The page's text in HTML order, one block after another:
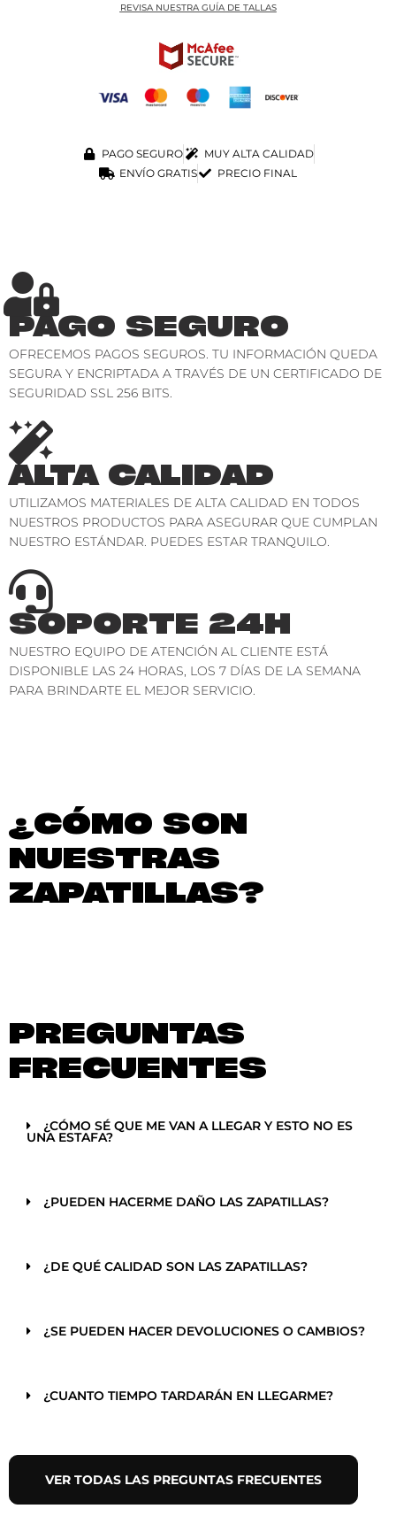
REVISA NUESTRA GUÍA DE TALLAS
PAGO SEGURO
MUY ALTA CALIDAD
ENVÍO GRATIS
PRECIO FINAL
PAGO SEGURO
OFRECEMOS PAGOS SEGUROS. TU INFORMACIÓN QUEDA
SEGURA Y ENCRIPTADA A TRAVÉS DE UN CERTIFICADO DE
SEGURIDAD SSL 256 BITS.
ALTA CALIDAD
UTILIZAMOS MATERIALES DE ALTA CALIDAD EN TODOS
NUESTROS PRODUCTOS PARA ASEGURAR QUE CUMPLAN
NUESTRO ESTÁNDAR. PUEDES ESTAR TRANQUILO.
SOPORTE 24H
NUESTRO EQUIPO DE ATENCIÓN AL CLIENTE ESTÁ
DISPONIBLE LAS 24 HORAS, LOS 7 DÍAS DE LA SEMANA
PARA BRINDARTE EL MEJOR SERVICIO.
¿CÓMO SON
NUESTRAS
ZAPATILLAS?
PREGUNTAS
FRECUENTES
¿CÓMO SÉ QUE ME VAN A LLEGAR Y ESTO NO ES
UNA ESTAFA?
¿PUEDEN HACERME DAÑO LAS ZAPATILLAS?
¿DE QUÉ CALIDAD SON LAS ZAPATILLAS?
¿SE PUEDEN HACER DEVOLUCIONES O CAMBIOS?
¿CUANTO TIEMPO TARDARÁN EN LLEGARME?
VER TODAS LAS PREGUNTAS FRECUENTES